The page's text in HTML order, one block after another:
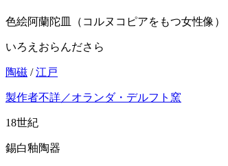
色絵阿蘭陀皿（コルヌコピアをもつ女性像）
いろえおらんださら
陶磁 /江戸
製作者不詳／オランダ・デルフト窯
18世紀
錫白釉陶器